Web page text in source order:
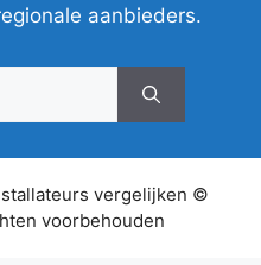
aanbieders.
vergelijken ©
voorbehouden